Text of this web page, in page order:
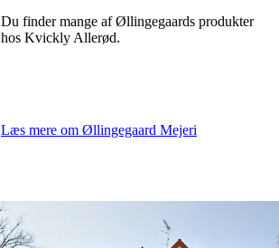
Du finder mange af Øllingegaards produkter
hos Kvickly Allerød.
Læs mere om Øllingegaard Mejeri